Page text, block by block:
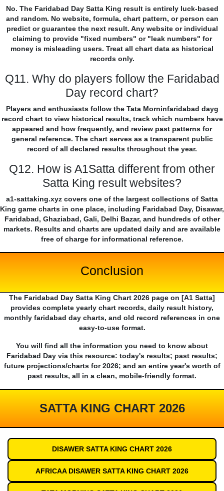
No. The Faridabad Day Satta King result is entirely luck-based
and random. No website, formula, chart pattern, or person can
predict or guarantee the next result. Any website or individual
claiming to provide "fixed numbers" or "leak numbers" for
money is misleading users. Treat all chart data as historical
records only.
Q11. Why do players follow the Faridabad
Day record chart?
Players and enthusiasts follow the Tata Morninfaridabad dayg
record chart to view historical results, track which numbers have
appeared and how frequently, and review past patterns for
general reference. The chart serves as a transparent public
record of all declared results throughout the year.
Q12. How is A1Satta different from other
Satta King result websites?
a1-sattaking.xyz covers one of the largest collections of Satta
King game charts in one place, including Faridabad Day, Disawar,
Faridabad, Ghaziabad, Gali, Delhi Bazar, and hundreds of other
markets. Results and charts are updated daily and are available
free of charge for informational reference.
Conclusion
The Faridabad Day Satta King Chart 2026 page on [A1 Satta]
provides complete yearly chart records, daily result history,
monthly faridabad day charts, and old record references in one
easy-to-use format.
You will find all the information you need to know about
Faridabad Day via this resource: today's results; past results;
future projections/charts for 2026; and an entire year's worth of
past results, all in a clean, mobile-friendly format.
SATTA KING CHART 2026
DISAWER SATTA KING CHART 2026
AFRICAA DISAWER SATTA KING CHART 2026